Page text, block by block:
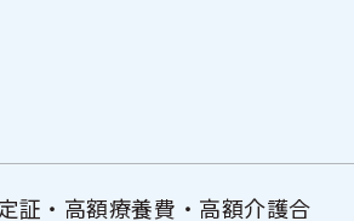
証・高額療養費・高額介護合